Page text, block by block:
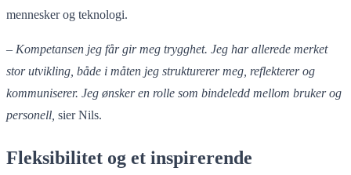
mennesker og teknologi.
– Kompetansen jeg får gir meg trygghet. Jeg har allerede merket
stor utvikling, både i måten jeg strukturerer meg, reflekterer og
kommuniserer. Jeg ønsker en rolle som bindeledd mellom bruker og
personell, sier Nils.
Fleksibilitet og et inspirerende